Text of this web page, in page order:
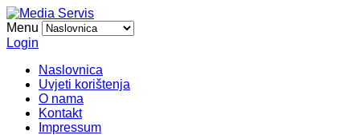
Menu
Login
Naslovnica
Uvjeti korištenja
O nama
Kontakt
Impressum